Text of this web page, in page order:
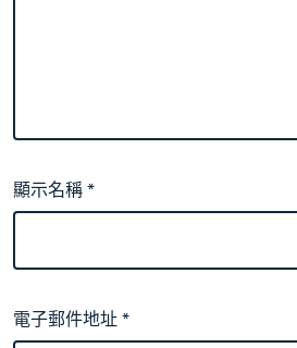
顯示名稱*
電子郵件地址*